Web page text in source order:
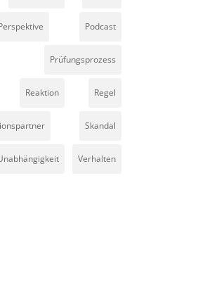
Podcast
Prüfungsprozess
Reaktion Regel
Skandal
Verhalten